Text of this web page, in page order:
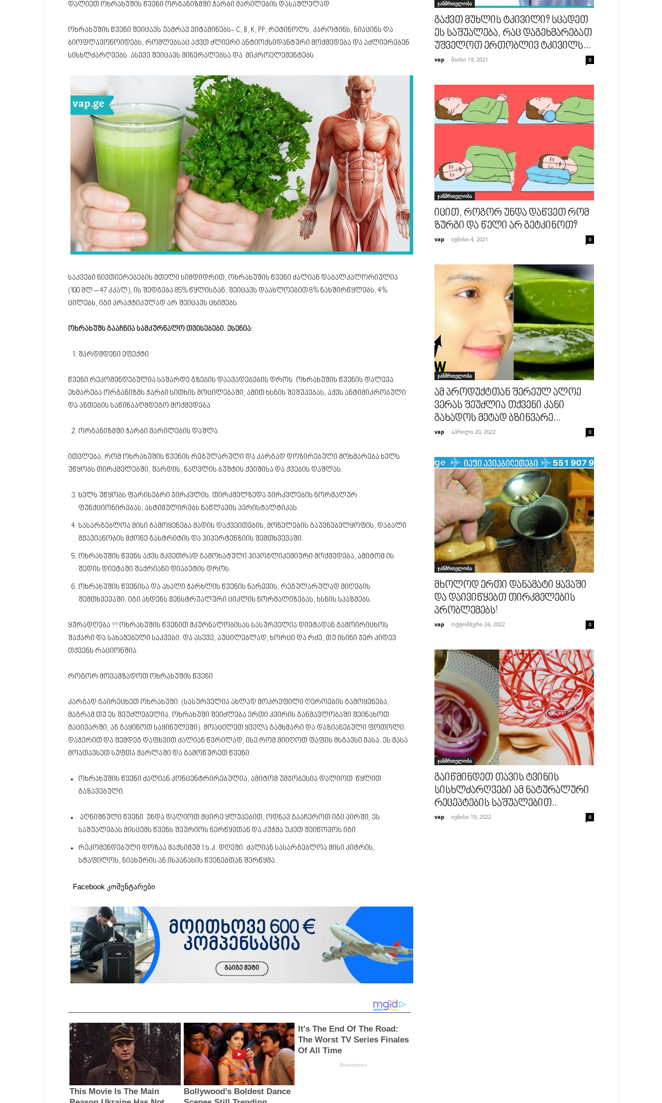
დალიეთ ოხრახუშის წვენი ორგანიზმში ჭარბი მარილების დასაშლელად
ოხრახუშის წვენი შეიცავს უამრავ ვიტამინებს- C, B, K, PP, რეტინოლს, კაროტინს, ნიაცინს და
ბიოფლავონოიდებს, რომლებსაც აქვთ ძლიერი ანტიოქსიდანტური მოქმედება და აძლიერებენ
სისხლძარღვებს. ასევე შეიცავს მინერალებსა და მიკროელემენტებს.
საკვები ნივთიერებების მთელი სიმდიდრით, ოხრახუშის წვენი ძალიან დაბალკალორიულია
(100 მლ – 47 კკალ), ის შედგება 85% წყლისგან, შეიცავს დაახლოებით 8% ნახშირწყლებს, 4%
ცილებს, იგი პრაქტიკულად არ შეიცავს ცხიმებს.
ოხრახუშს გააჩნია სამკურნალო თვისებები. ესენია:
შარდმდენი ეფექტი.
წვენი რეკომენდებულია საშარდე გზების დაავადებების დროს. ოხრახუშის წვენის დალევა
ეხმარება ორგანიზმს ჭარბი სითხის მოცილებაში, ამით ხსნის შეშუპებას, აქვს ანტიმიკრობული
და ანთების საწინააღმდეგო მოქმედება.
ორგანიზმში ჭარბი მარილების დაშლა.
ითვლება, რომ ოხრახუშის წვენის რეგულარული და კარგად დოზირებული მოხმარება ხელს
უწყობს თირკმელებში, შარდის, ნაღვლის ბუშტის ქვიშისა და ქვების დაშლას.
ხელს უწყობს ფარისებრი ჯირკვლის, თირკმელზედა ჯირკვლების ნორმალურ
ფუნქციონირებას, ასტიმულირებს ნაწლავის პერისტალტიკას.
სასარგებლოა მისი გამოყენება მადის დაქვეითების, მონელების გაუვნებელყოფის, დაბალი
მჟავიანობის მქონე გასტრიტის და ჰიპერტენზიის შემთხვევაში.
ოხრახუშის წვენს აქვს მკვეთრად გამოხატული ჰიპოგლიკემიური მოქმედება, ამიტომ ის
შედის დიეტაში შაქრიანი დიაბეტის დროს.
ოხრახუშის წვენისა და ახალი ჭარხლის წვენის ნარევის, რეგულარულად მიღების
შემთხვევაში, იგი ახდენს მენსტრუალური ციკლის ნორმალიზებას, ხსნის სპაზმებს.
ყურადღება !!! ოხრახუშის წვენით მკურნალობისას სასურველია დიეტადან გამოირიცხოს
შაქარი და სახამებელი საკვები. და ასევე, აუცილებლად, ხორცი და რძე, თუ ისინი ჯერ კიდევ
თქვენს რაციონშია.
როგორ მოვამზადოთ ოხრახუშის წვენი.
კარგად გაირეცხეთ ოხრახუში. (სასურველია ახლად მოკრეფილი ღეროების გამოყენება,
მაგრამ თუ ეს შეუძლებელია, ოხრახუში შეიძლება ერთი კვირის განმავლობაში შეინახოთ
მაცივარში, ან გაყინოთ საყინულეში). მოაცილეთ ყველა გამხმარი და დაზიანებული ფოთოლი.
დაჭერით და შემდეგ დაფხვით ძალიან წვრილად, ისე რომ მიიღოთ ფაფის მსგავსი მასა. ეს მასა
მოათავსეთ სუფთა მარლაში და გამოწურეთ წვენი.
ოხრახუშის წვენი ძალიან კონცენტრირებულია, ამიტომ უმჯობესია დალიოთ წყლით
გაზავებული.
აღნიშნული წვენი უნდა დალიოთ მცირე ყლუპებით, ოდნავ გააჩეროთ იგი პირში, ეს
საშუალებას მისცემს წვენს შეურიოს ნერწყვთან და კუჭმა უკეთ შეიწოვოს იგი.
რეკომენდებული დოზაა მაქსიმუმ 1 ს.კ. დღეში. ძალიან სასარგებლოა მისი კიტრის,
სტაფილოს, ნიახურის ან ისპანახის წვენებთან შერწყმა.
Facebook კომენტარები
ჯანმრთელობა
გაქვთ მუხლის ტკივილი? სცადეთ
ეს საშუალება, რაც დაგეხმარებათ
უშველოთ ერთობლივ ტკივილს...
vap - მაისი 19, 2021 0
ჯანმრთელობა
იცით, როგორ უნდა დაწვეთ რომ
ზურგი და წელი არ გეტკინოთ?
vap - ივნისი 4, 2021 0
ჯანმრთელობა
ამ პროდუქტთან შერეულ ალოე
ვერას შეუძლია თქვენი კანი
გახადოს მეტად ბზინვარე...
vap - აპრილი 20, 2022 0
ჯანმრთელობა
მხოლოდ ერთი დანამატი ყავაში
და დაივიწყებთ თირკმელების
პრობლემებს!
vap - ოქტომბერი 24, 2022 0
ჯანმრთელობა
გაიწმინდეთ თავის ტვინის
სისხლძარღვები ამ ნატურალური
რეცეპტების საშუალებით..
vap - ივნისი 19, 2022 0